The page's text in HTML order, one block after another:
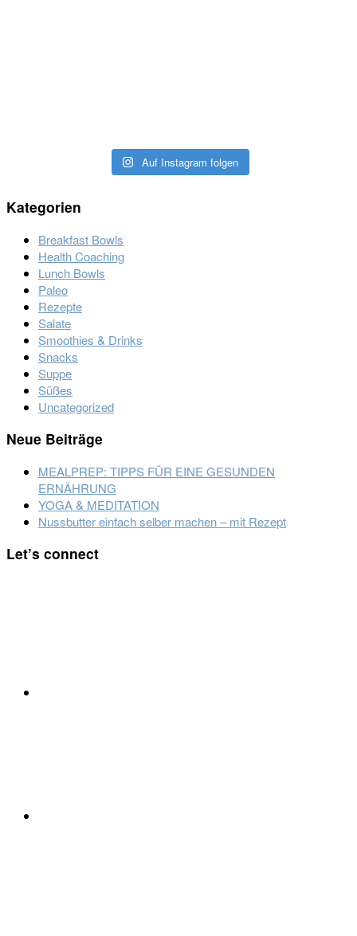
Auf Instagram folgen
Kategorien
Breakfast Bowls
Health Coaching
Lunch Bowls
Paleo
Rezepte
Salate
Smoothies & Drinks
Snacks
Suppe
Süßes
Uncategorized
Neue Beiträge
MEALPREP: TIPPS FÜR EINE GESUNDEN
ERNÄHRUNG
YOGA & MEDITATION
Nussbutter einfach selber machen – mit Rezept
Footer
Let’s connect